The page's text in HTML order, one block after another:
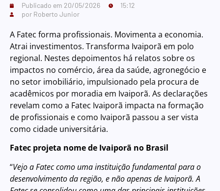
Publicado em 20/05/2026
15:12
por Roberto Junior
A Fatec forma profissionais. Movimenta a economia.
Atrai investimentos. Transforma Ivaiporã em polo
regional. Nestes depoimentos há relatos sobre os
impactos no comércio, área da saúde, agronegócio e
no setor imobiliário, impulsionado pela procura de
acadêmicos por moradia em Ivaiporã. As declarações
revelam como a Fatec Ivaiporã impacta na formação
de profissionais e como Ivaiporã passou a ser vista
como cidade universitária.
Fatec projeta nome de Ivaiporã no Brasil
“Vejo a Fatec como uma instituição fundamental para o
desenvolvimento da região, e não apenas de Ivaiporã. A